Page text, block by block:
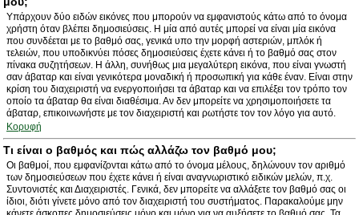
Υπάρχουν δύο ειδών εικόνες που μπορούν να εμφανιστούς κάτω από το όνομα
χρήστη όταν βλέπει δημοσιεύσεις. Η μία από αυτές μπορεί να είναι μία εικόνα
που συνδέεται με το βαθμό σας, γενικά υπο την μορφή αστεριών, μπλόκ ή
τελειών, που υποδικνύει πόσες δημοσιεύσεις έχετε κάνει ή το βαθμό σας στον
πίνακα συζητήσεων. Η άλλη, συνήθως μια μεγαλύτερη εικόνα, που είναι γνωστή
σαν άβαταρ και είναι γενικότερα μοναδική ή προσωπική για κάθε έναν. Είναι στην
κρίση του διαχειριστή να ενεργοποιήσει τα άβαταρ και να επιλέξει τον τρόπο τον
οποίο τα άβαταρ θα είναι διαθέσιμα. Αν δεν μπορείτε να χρησιμοποιήσετε τα
άβαταρ, επικοινωνήστε με τον διαχειριστή και ρωτήστε τον τον λόγο για αυτό.
Κορυφή
Τι είναι ο βαθμός και πώς αλλάζω τον βαθμό μου;
Οι βαθμοί, που εμφανίζονται κάτω από το όνομα μέλους, δηλώνουν τον αριθμό
των δημοσιεύσεων που έχετε κάνει ή είναι αναγνωριστικό ειδικών μελών, π.χ.
Συντονιστές και Διαχειριστές. Γενικά, δεν μπορείτε να αλλάξετε τον βαθμό σας οι
ίδιοι, διότι γίνετε μόνο από τον διαχειριστή του συστήματος. Παρακαλούμε μην